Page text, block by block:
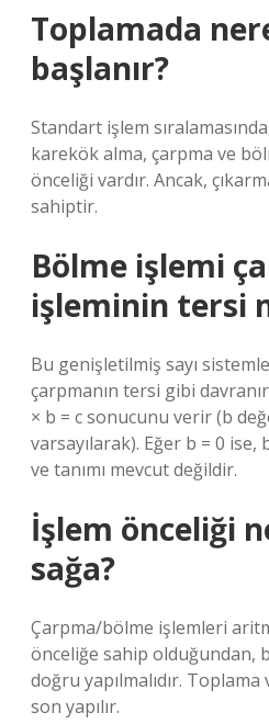
Toplamada
başlanır?
Standart işlem
karekök alma, çarpma ve
önceliği vardır. Ancak,
sahiptir.
Bölme işlemi
işleminin tersi
Bu genişletilmiş sayı
çarpmanın tersi gibi
× b = c sonucunu verir (b
varsayılarak). Eğer b = 0 ise,
ve tanımı mevcut değildir.
İşlem önceliği
sağa?
Çarpma/bölme işlemleri
önceliğe sahip olduğundan,
doğru yapılmalıdır.
son yapılır.